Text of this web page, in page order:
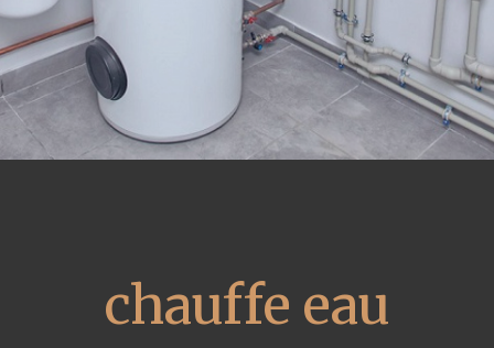
chauffe eau